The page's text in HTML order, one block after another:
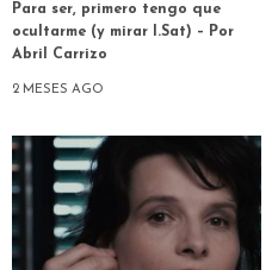
Para ser, primero tengo que
ocultarme (y mirar I.Sat) – Por
Abril Carrizo
2 MESES AGO